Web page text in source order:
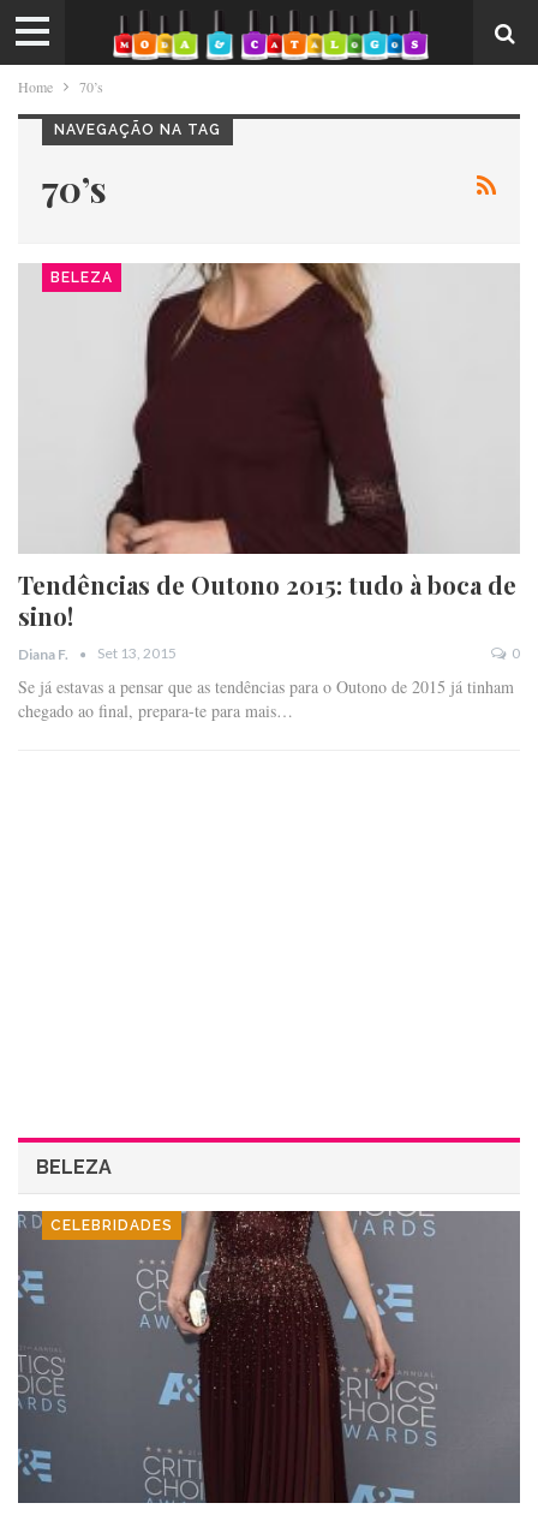
Home 70’s
NAVEGAÇÃO NA TAG
70’s
BELEZA
Tendências de Outono 2015: tudo à boca de
sino!
Diana F. Set 13, 2015 0
Se já estavas a pensar que as tendências para o Outono de 2015 já tinham
chegado ao final, prepara-te para mais…
BELEZA
CELEBRIDADES